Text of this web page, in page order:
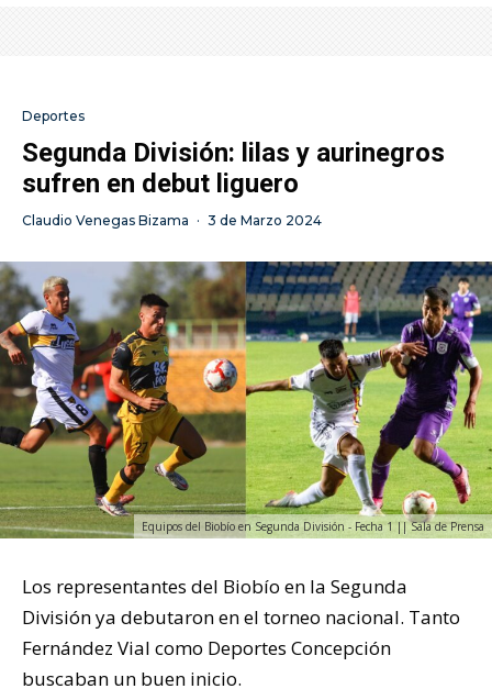
Deportes
Segunda División: lilas y aurinegros
sufren en debut liguero
Claudio Venegas Bizama · 3 de Marzo 2024
Equipos del Biobío en Segunda División - Fecha 1 || Sala de Prensa
Los representantes del Biobío en la Segunda
División ya debutaron en el torneo nacional. Tanto
Fernández Vial como Deportes Concepción
buscaban un buen inicio.